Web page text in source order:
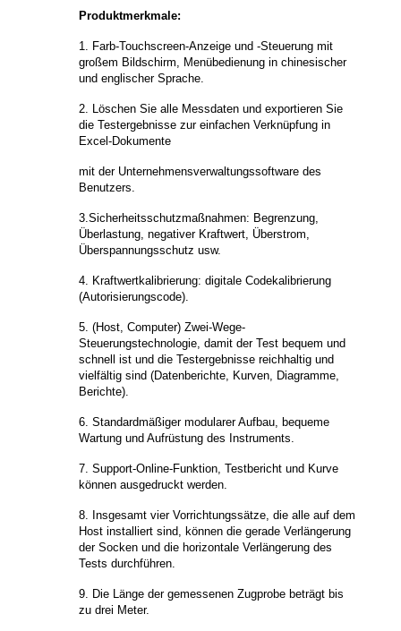
Produktmerkmale:
1. Farb-Touchscreen-Anzeige und -Steuerung mit
großem Bildschirm, Menübedienung in chinesischer
und englischer Sprache.
2. Löschen Sie alle Messdaten und exportieren Sie
die Testergebnisse zur einfachen Verknüpfung in
Excel-Dokumente
mit der Unternehmensverwaltungssoftware des
Benutzers.
3.Sicherheitsschutzmaßnahmen: Begrenzung,
Überlastung, negativer Kraftwert, Überstrom,
Überspannungsschutz usw.
4. Kraftwertkalibrierung: digitale Codekalibrierung
(Autorisierungscode).
5. (Host, Computer) Zwei-Wege-
Steuerungstechnologie, damit der Test bequem und
schnell ist und die Testergebnisse reichhaltig und
vielfältig sind (Datenberichte, Kurven, Diagramme,
Berichte).
6. Standardmäßiger modularer Aufbau, bequeme
Wartung und Aufrüstung des Instruments.
7. Support-Online-Funktion, Testbericht und Kurve
können ausgedruckt werden.
8. Insgesamt vier Vorrichtungssätze, die alle auf dem
Host installiert sind, können die gerade Verlängerung
der Socken und die horizontale Verlängerung des
Tests durchführen.
9. Die Länge der gemessenen Zugprobe beträgt bis
zu drei Meter.